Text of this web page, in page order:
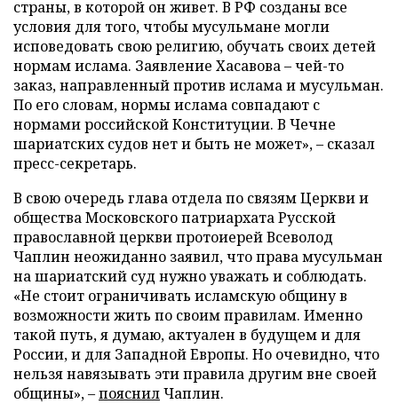
страны, в которой он живет. В РФ созданы все
условия для того, чтобы мусульмане могли
исповедовать свою религию, обучать своих детей
нормам ислама. Заявление Хасавова – чей-то
заказ, направленный против ислама и мусульман.
По его словам, нормы ислама совпадают с
нормами российской Конституции. В Чечне
шариатских судов нет и быть не может», – сказал
пресс-секретарь.
В свою очередь глава отдела по связям Церкви и
общества Московского патриархата Русской
православной церкви протоиерей Всеволод
Чаплин неожиданно заявил, что права мусульман
на шариатский суд нужно уважать и соблюдать.
«Не стоит ограничивать исламскую общину в
возможности жить по своим правилам. Именно
такой путь, я думаю, актуален в будущем и для
России, и для Западной Европы. Но очевидно, что
нельзя навязывать эти правила другим вне своей
общины», –пояснилЧаплин.